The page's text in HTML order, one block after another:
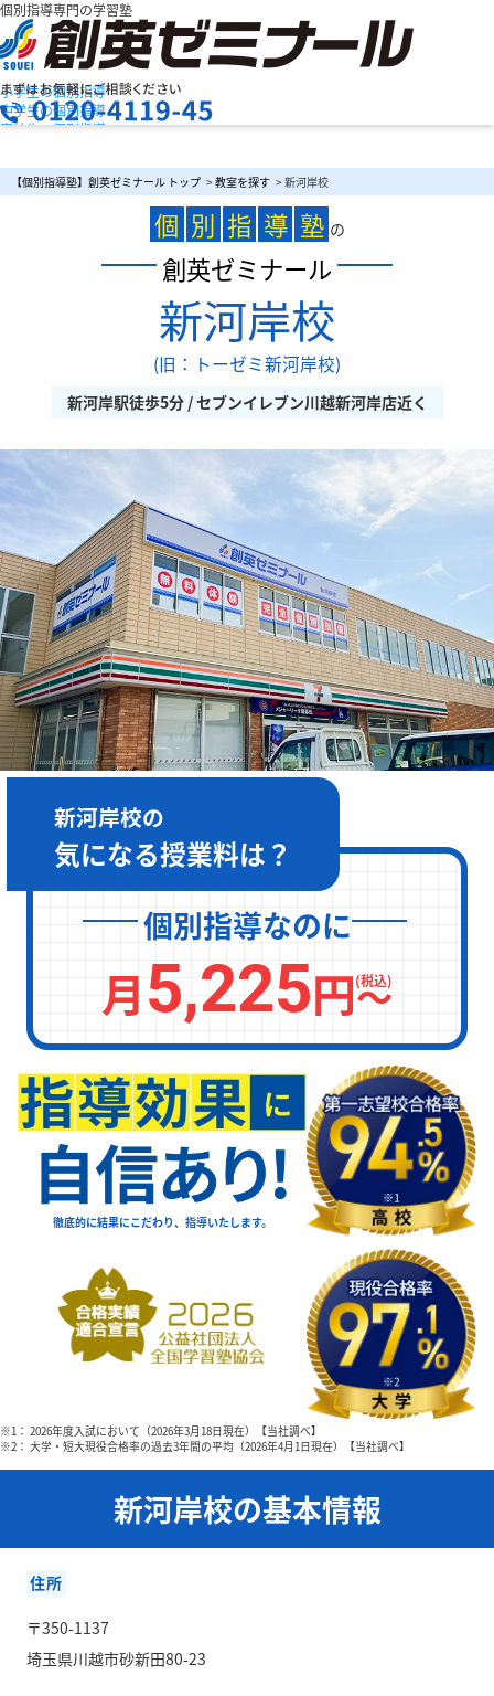
個別指導専門の学習塾
資料請求
小学生の個別指導
中学生の個別指導
高校生の個別指導
授業料を知りたい
教室検索
お電話でのお問い合わせはこちら
［月～金］10:00～22:00 / ［土日］10:00～19:00
【個別指導塾】創英ゼミナール トップ > 教室を探す > 新河岸校
個 別 指 導 塾 の
創英ゼミナール
新河岸校
(旧：トーゼミ新河岸校)
新河岸駅徒歩5分 / セブンイレブン川越新河岸店近く
新河岸校の
気になる授業料は？
個別指導なのに
月5,225円〜
(税込)
徹底的に結果にこだわり、指導いたします。
※1： 2026年度入試において（2026年3月18日現在）【当社調べ】
※2： 大学・短大現役合格率の過去3年間の平均（2026年4月1日現在）【当社調べ】
新河岸校の基本情報
住所
〒350-1137
埼玉県川越市砂新田80-23